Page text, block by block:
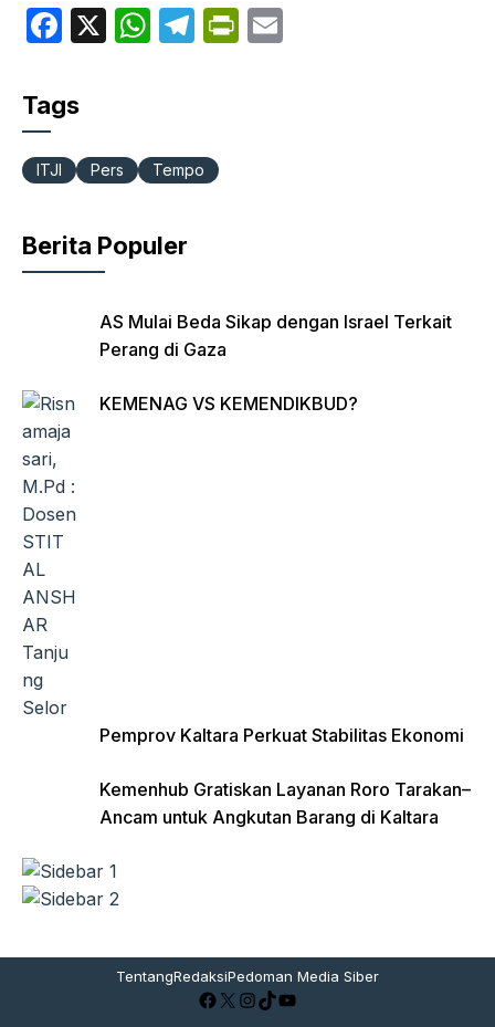
F
c
e
b
o
k
X
W
A
p
T
a
P
Tags
ITJI Pers Tempo
Berita Populer
AS Mulai Beda Sikap dengan Israel Terkait
Perang di Gaza
KEMENAG VS KEMENDIKBUD?
Pemprov Kaltara Perkuat Stabilitas Ekonomi
Kemenhub Gratiskan Layanan Roro Tarakan–
Ancam untuk Angkutan Barang di Kaltara
TentangRedaksiPedoman Media Siber
Facebook
X Instagram
TikTok
YouTube